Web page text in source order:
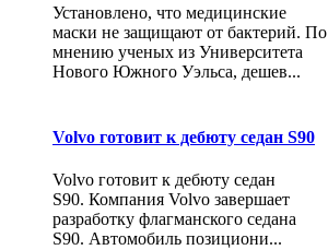
Установлено, что медицинские
маски не защищают от бактерий. По
мнению ученых из Университета
Нового Южного Уэльса, дешев...
Volvo готовит к дебюту седан S90
Volvo готовит к дебюту седан
S90. Компания Volvo завершает
разработку флагманского седана
S90. Автомобиль позициони...